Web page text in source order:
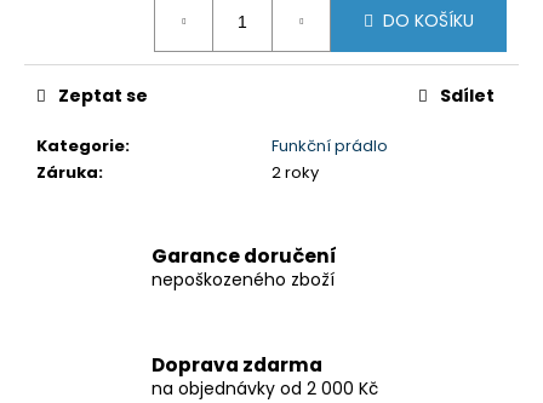
DO KOŠÍKU
Kategorie:
Funkční prádlo
Záruka: 2 roky
Zeptat se Sdílet
Garance doručení
nepoškozeného zboží
Doprava zdarma
na objednávky od 2 000 Kč